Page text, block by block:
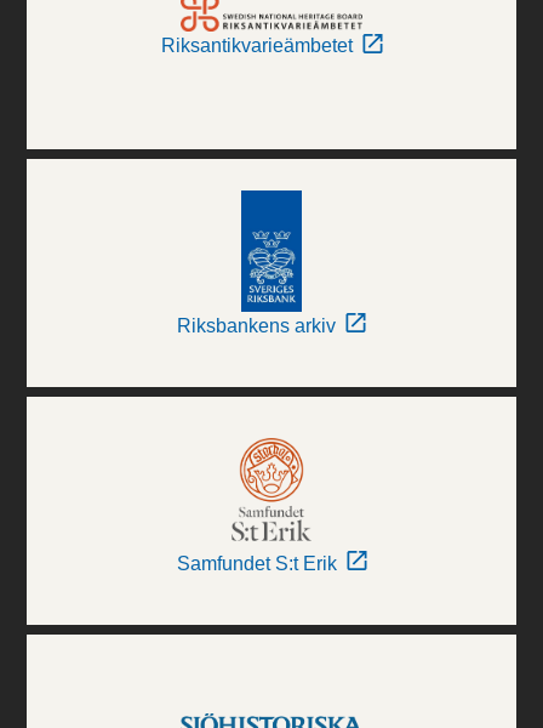
Riksantikvarieämbetet
Riksbankens arkiv
Samfundet S:t Erik